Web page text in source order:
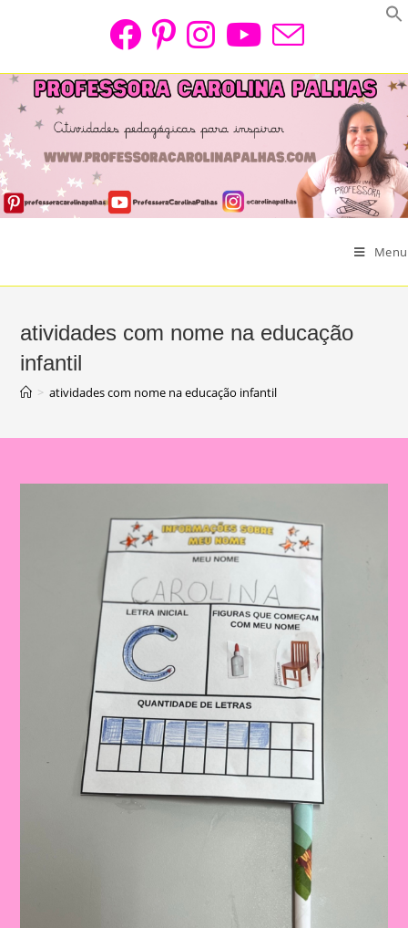
Menu
atividades com nome na educação
infantil
> atividades com nome na educação infantil